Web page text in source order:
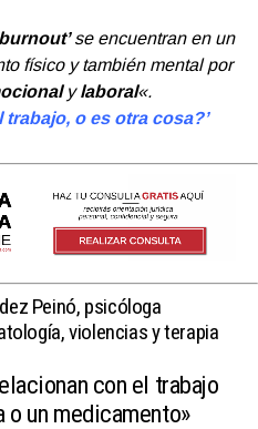
se encuentran en un
físico y también mental por
ylaboral«.
trabajo, o es otra cosa?’
Peinó, psicóloga
violencias y terapia
con el trabajo
o un medicamento»